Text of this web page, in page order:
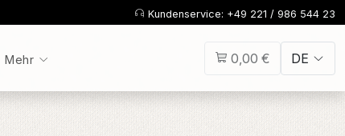
Kundenservice: +49 221 / 986 544 23
Mehr 0,00 € DE